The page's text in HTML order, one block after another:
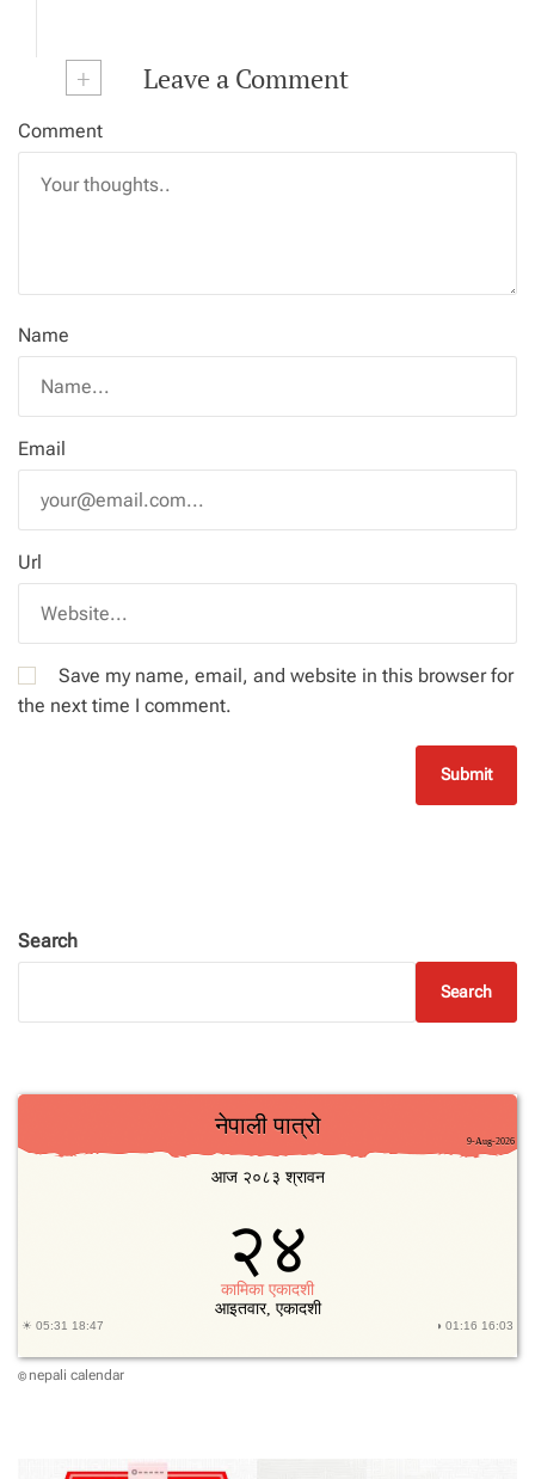
+ Leave a Comment
Comment
Name
Email
Url
Save my name, email, and website in this browser for
the next time I comment.
Search
Search
© nepali calendar